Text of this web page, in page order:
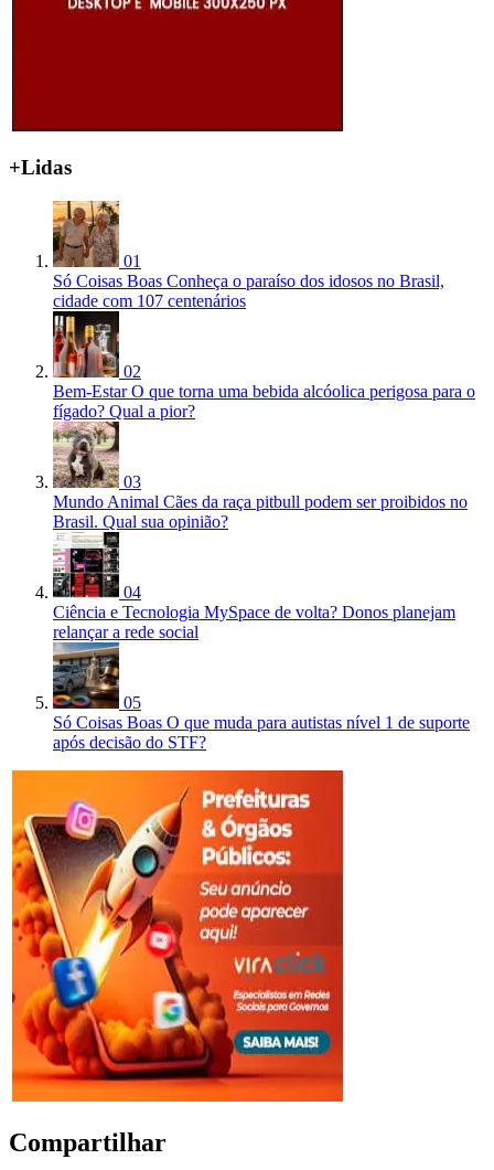
+Lidas
01
Só Coisas Boas Conheça o paraíso dos idosos no Brasil,
cidade com 107 centenários
02
Bem-Estar O que torna uma bebida alcóolica perigosa para o
fígado? Qual a pior?
03
Mundo Animal Cães da raça pitbull podem ser proibidos no
Brasil. Qual sua opinião?
04
Ciência e Tecnologia MySpace de volta? Donos planejam
relançar a rede social
05
Só Coisas Boas O que muda para autistas nível 1 de suporte
após decisão do STF?
Compartilhar